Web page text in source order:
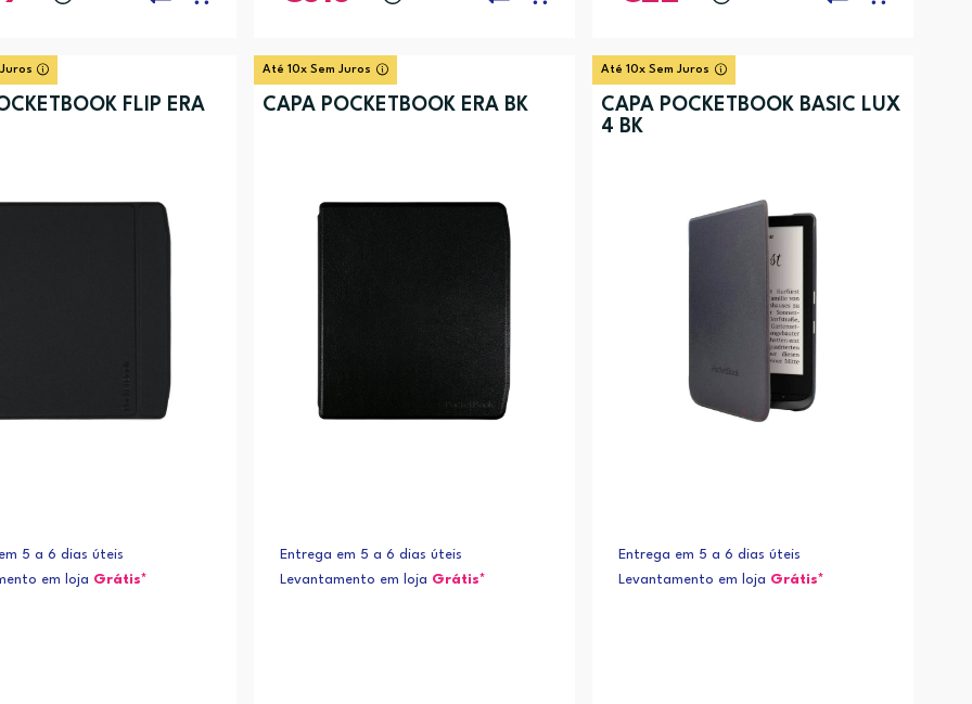
FLIP ERA
5 a 6 dias úteis
em loja Grátis*
Até 10x Sem Juros
CAPA POCKETBOOK ERA BK
Entrega em 5 a 6 dias úteis
Levantamento em loja Grátis*
Até 10x Sem Juros
CAPA POCKETBOOK BASIC LUX
4 BK
Entrega em 5 a 6 dias úteis
Levantamento em loja Grátis*